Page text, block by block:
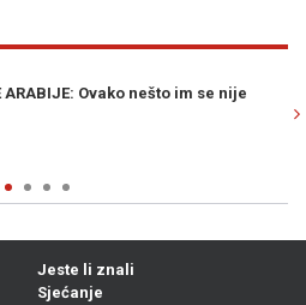
UŽIVO IZNENADILA
Trumpa za Nobelovu
Jeste li znali
Sjećanje